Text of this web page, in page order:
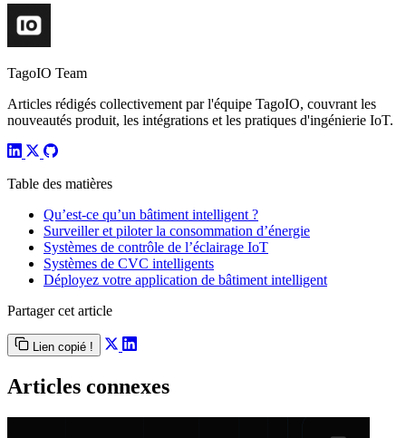
TagoIO Team
Articles rédigés collectivement par l'équipe TagoIO, couvrant les
nouveautés produit, les intégrations et les pratiques d'ingénierie IoT.
Table des matières
Qu’est-ce qu’un bâtiment intelligent ?
Surveiller et piloter la consommation d’énergie
Systèmes de contrôle de l’éclairage IoT
Systèmes de CVC intelligents
Déployez votre application de bâtiment intelligent
Partager cet article
Lien copié !
Articles connexes